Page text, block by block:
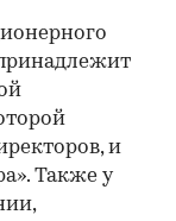
и
Также у